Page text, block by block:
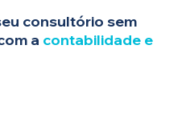
consultório sem
a contabilidade e